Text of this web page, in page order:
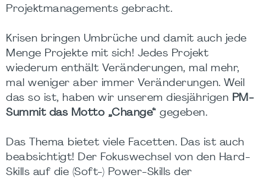
Projektmanagements gebracht.
Krisen bringen Umbrüche und damit auch jede
Menge Projekte mit sich! Jedes Projekt
wiederum enthält Veränderungen, mal mehr,
mal weniger aber immer Veränderungen. Weil
das so ist, haben wir unserem diesjährigen PM-
Summit das Motto „Change“ gegeben.
Das Thema bietet viele Facetten. Das ist auch
beabsichtigt! Der Fokuswechsel von den Hard-
Skills auf die (Soft-) Power-Skills der